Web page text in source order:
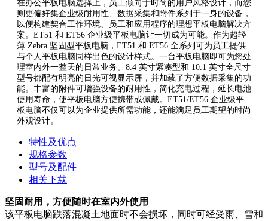
在办公平板电脑选择上，员工倾向于时尚的用户风格设计，而您
则更偏好集企业级耐用性、数据采集和附件系列于一身的设备，
以便构建契合工作环境、员工和应用程序的理想平板电脑解决方
案。ET51 和 ET56 企业级平板电脑让一切成为可能。作为超轻
薄 Zebra 坚固型平板电脑，ET51 和 ET56 全系列可为员工提供
与个人平板电脑同样出色的设计样式。一台平板电脑即可为您处
理室内外一整天的日常业务。8.4 英寸紧凑型和 10.1 英寸全尺寸
型号都配有明亮的日光可视显示屏，并加载了方便数据采集的功
能。丰富的附件可增强设备的耐用性，简化充电过程，延长电池
使用寿命，使平板电脑方便携带或佩戴。ET51/ET56 企业级平
板电脑不仅可以为企业提供所需功能，还能满足员工期望的时尚
外观设计。
特性及优点
规格参数
型号及配件
相关下载
坚固耐用，方便随时在室内外使用
该平板电脑跌落混凝土地面时不会损坏，同时可经受雨、雪和